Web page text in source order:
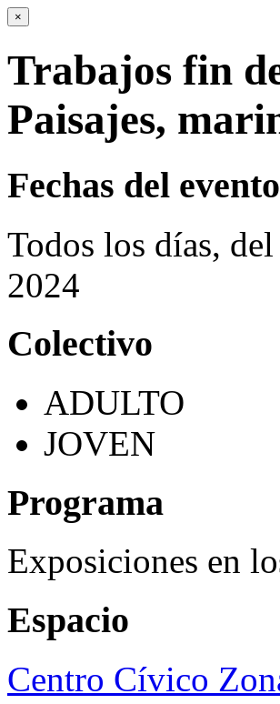
×
Trabajos fin
Paisajes,
Fechas del evento
Todos los días,
2024
Colectivo
ADULTO
JOVEN
Programa
Exposiciones en
Espacio
Centro Cívico